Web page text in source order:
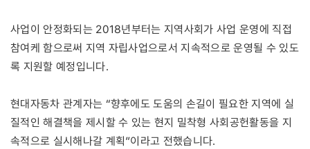
사업이 안정화되는 2018년부터는 지역사회가 사업 운영에 직접
참여케 함으로써 지역 자립사업으로서 지속적으로 운영될 수 있도
록 지원할 예정입니다.
현대자동차 관계자는 “향후에도 도움의 손길이 필요한 지역에 실
질적인 해결책을 제시할 수 있는 현지 밀착형 사회공헌활동을 지
속적으로 실시해나갈 계획”이라고 전했습니다.